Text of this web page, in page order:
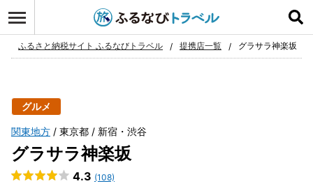
お気に入り
ふるさと納税サイト ふるなびトラベル 提携店一覧 グラサラ神楽坂
グルメ
関東地方 東京都 新宿・渋谷
グラサラ神楽坂
4.3 (108)